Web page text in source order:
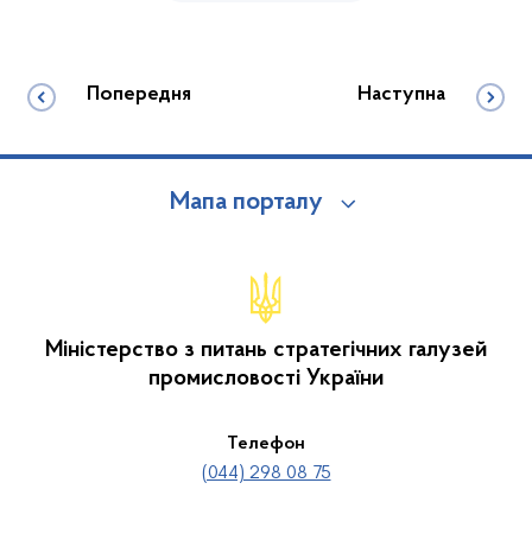
Попередня Наступна
Мапа порталу
Міністерство з питань стратегічних галузей
промисловості України
Телефон
(044) 298 08 75